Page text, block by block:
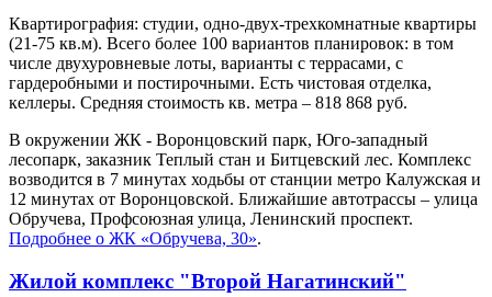
Квартирография: студии, одно-двух-трехкомнатные квартиры
(21-75 кв.м). Всего более 100 вариантов планировок: в том
числе двухуровневые лоты, варианты с террасами, с
гардеробными и постирочными. Есть чистовая отделка,
келлеры. Средняя стоимость кв. метра – 818 868 руб.
В окружении ЖК - Воронцовский парк, Юго-западный
лесопарк, заказник Теплый стан и Битцевский лес. Комплекс
возводится в 7 минутах ходьбы от станции метро Калужская и
12 минутах от Воронцовской. Ближайшие автотрассы – улица
Обручева, Профсоюзная улица, Ленинский проспект.
Подробнее о ЖК «Обручева, 30».
Жилой комплекс "Второй Нагатинский"